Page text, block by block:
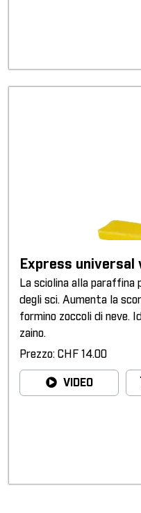
Express universal
La sciolina alla
degli sci. Aumenta la
formino zoccoli di neve.
zaino.
Prezzo: CHF 14.00
VIDEO